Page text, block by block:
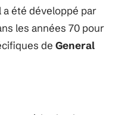
a été développé par
les années 70 pour
de General